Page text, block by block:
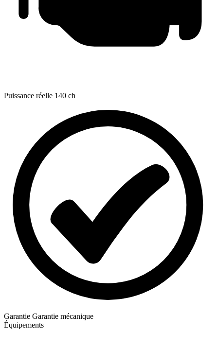
Puissance réelle 140 ch
Garantie Garantie mécanique
Équipements